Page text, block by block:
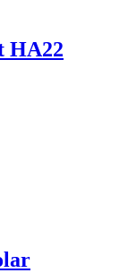
HA22